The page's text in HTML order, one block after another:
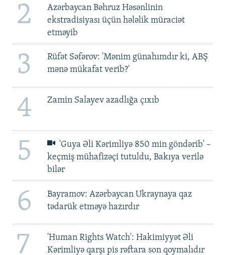
2
Azərbaycan Bəhruz Həsənlinin
ekstradisiyası üçün hələlik müraciət
etməyib
3
Rüfət Səfərov: 'Mənim günahımdır ki, ABŞ
mənə mükafat verib?'
4 Zamin Salayev azadlığa çıxıb
5
'Guya Əli Kərimliyə 850 min göndərib' –
keçmiş mühafizəçi tutuldu, Bakıya verilə
bilər
6
Bayramov: Azərbaycan Ukraynaya qaz
tədarük etməyə hazırdır
7
'Human Rights Watch': Hakimiyyət Əli
Kərimliyə qarşı pis rəftara son qoymalıdır